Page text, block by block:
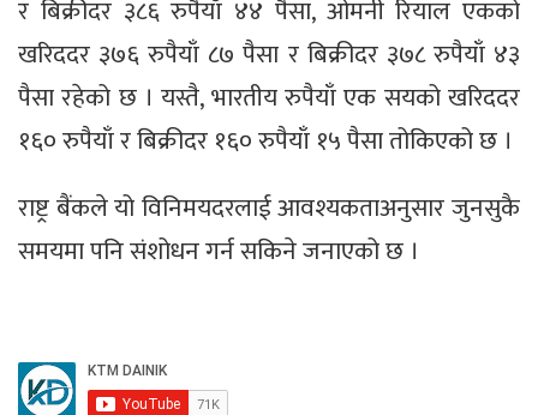
र बिक्रीदर ३८६ रुपैयाँ ४४ पैसा, ओमनी रियाल एकको
खरिददर ३७६ रुपैयाँ ८७ पैसा र बिक्रीदर ३७८ रुपैयाँ ४३
पैसा रहेको छ । यस्तै, भारतीय रुपैयाँ एक सयको खरिददर
१६० रुपैयाँ र बिक्रीदर १६० रुपैयाँ १५ पैसा तोकिएको छ ।
राष्ट्र बैंकले यो विनिमयदरलाई आवश्यकताअनुसार जुनसुकै
समयमा पनि संशोधन गर्न सकिने जनाएको छ ।